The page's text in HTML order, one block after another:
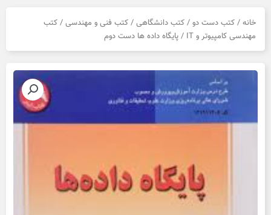
g
a
r
m
خانه / کتب دست دو / کتب دانشگاهی / کتب فنی و مهندسی / کتب
مهندسی کامپیوتر و IT
/ پایگاه داده ها دست دوم